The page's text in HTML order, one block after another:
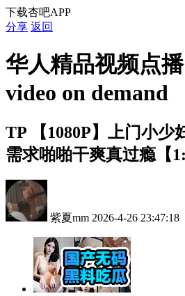
下载杏吧APP
分享 返回
华人精品视频点
video on demand
TP
【1080P】上门小
需求啪啪干爽真过瘾【
紫夏mm 2026-4-26 23:47:18